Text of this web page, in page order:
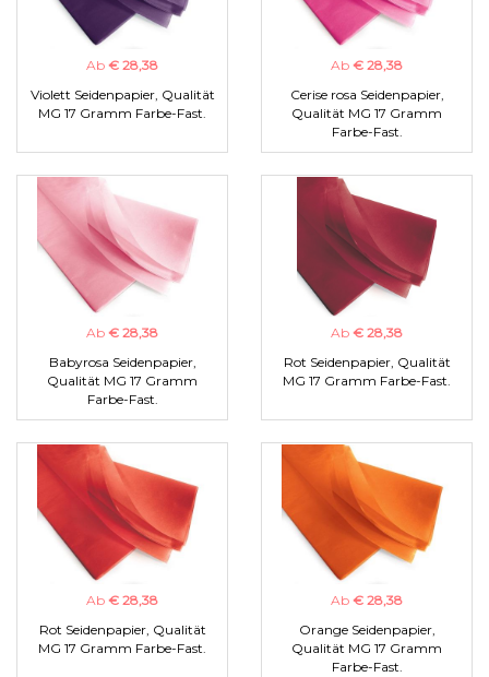
Ab € 28,38
Violett Seidenpapier, Qualität
MG 17 Gramm Farbe-Fast.
Ab € 28,38
Cerise rosa Seidenpapier,
Qualität MG 17 Gramm
Farbe-Fast.
Ab € 28,38
Babyrosa Seidenpapier,
Qualität MG 17 Gramm
Farbe-Fast.
Ab € 28,38
Rot Seidenpapier, Qualität
MG 17 Gramm Farbe-Fast.
Ab € 28,38
Rot Seidenpapier, Qualität
MG 17 Gramm Farbe-Fast.
Ab € 28,38
Orange Seidenpapier,
Qualität MG 17 Gramm
Farbe-Fast.